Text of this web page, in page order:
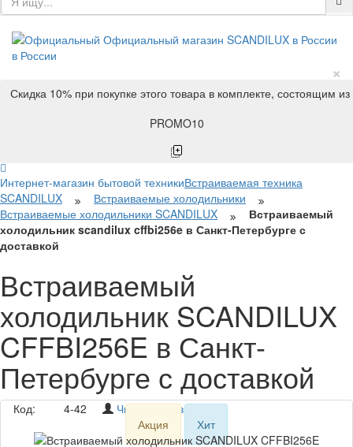
×
Скидка 10% при покупке этого товара в комплекте, состоящим
PROMO10
Интернет-магазин бытовой техникиВстраиваемая техника
SCANDILUX
Встраиваемые холодильники
Встраиваемые холодильники SCANDILUX
Встраиваемый
холодильник scandilux cffbi256e в Санкт-Петербурге с
доставкой
Встраиваемый
холодильник SCANDILUX
CFFBI256E в Санкт-
Петербурге с доставкой
Код: 4-42
Читать отзывы (5)
Акция
Хит